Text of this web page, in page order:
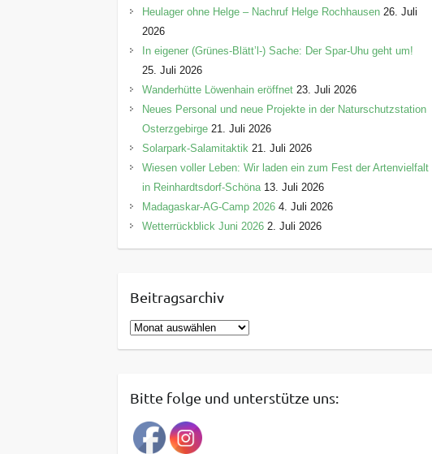
Heulager ohne Helge – Nachruf Helge Rochhausen 26. Juli
2026
In eigener (Grünes-Blätt’l-) Sache: Der Spar-Uhu geht um!
25. Juli 2026
Wanderhütte Löwenhain eröffnet 23. Juli 2026
Neues Personal und neue Projekte in der Naturschutzstation
Osterzgebirge 21. Juli 2026
Solarpark-Salamitaktik 21. Juli 2026
Wiesen voller Leben: Wir laden ein zum Fest der Artenvielfalt
in Reinhardtsdorf-Schöna 13. Juli 2026
Madagaskar-AG-Camp 2026 4. Juli 2026
Wetterrückblick Juni 2026 2. Juli 2026
Beitragsarchiv
B
e
r
g
Bitte folge und unterstütze uns: